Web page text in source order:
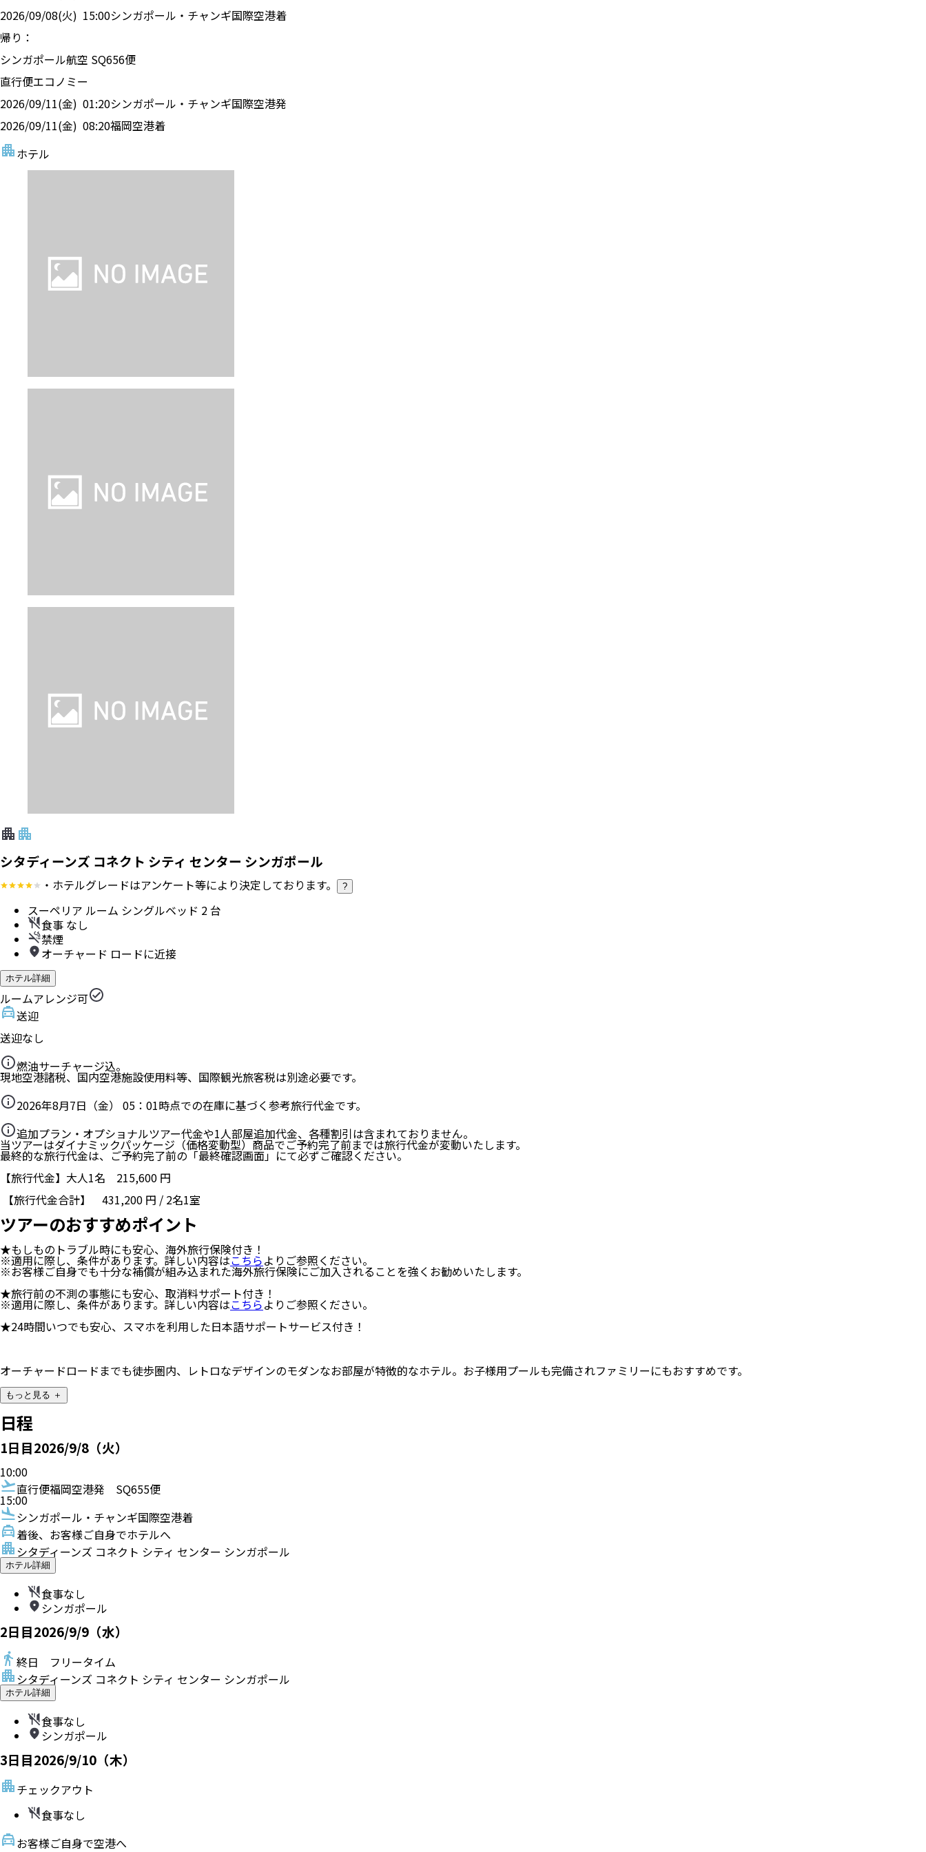
2026/09/08(火) 15:00シンガポール・チャンギ国際空港着
帰り：
シンガポール航空 SQ656便
直行便エコノミー
2026/09/11(金) 01:20シンガポール・チャンギ国際空港発
2026/09/11(金) 08:20福岡空港着
ホテル
シタディーンズ コネクト シティ センター シンガポール
・ホテルグレードはアンケート等により決定しております。 ?
スーペリア ルーム シングルベッド 2 台
食事 なし
禁煙
オーチャード ロードに近接
ホテル詳細
ルームアレンジ可
送迎
送迎なし
燃油サーチャージ込。
現地空港諸税、国内空港施設使用料等、国際観光旅客税は別途必要です。
2026年8月7日（金） 05：01時点での在庫に基づく参考旅行代金です。
追加プラン・オプショナルツアー代金や1人部屋追加代金、各種割引は含まれておりません。
当ツアーはダイナミックパッケージ（価格変動型）商品でご予約完了前までは旅行代金が変動いたします。
最終的な旅行代金は、ご予約完了前の「最終確認画面」にて必ずご確認ください。
【旅行代金】大人1名 215,600 円
【旅行代金合計】 431,200 円 / 2名1室
ツアーのおすすめポイント
★もしものトラブル時にも安心、海外旅行保険付き！
※適用に際し、条件があります。詳しい内容はこちらよりご参照ください。
※お客様ご自身でも十分な補償が組み込まれた海外旅行保険にご加入されることを強くお勧めいたします。
★旅行前の不測の事態にも安心、取消料サポート付き！
※適用に際し、条件があります。詳しい内容はこちらよりご参照ください。
★24時間いつでも安心、スマホを利用した日本語サポートサービス付き！
オーチャードロードまでも徒歩圏内、レトロなデザインのモダンなお部屋が特徴的なホテル。お子様用プールも完備されファミリーにもおすすめです。
もっと見る ＋
日程
1日目2026/9/8（火）
10:00
直行便福岡空港発 SQ655便
15:00
シンガポール・チャンギ国際空港着
着後、お客様ご自身でホテルへ
シタディーンズ コネクト シティ センター シンガポール
ホテル詳細
食事なし
シンガポール
2日目2026/9/9（水）
終日 フリータイム
シタディーンズ コネクト シティ センター シンガポール
ホテル詳細
食事なし
シンガポール
3日目2026/9/10（木）
チェックアウト
食事なし
お客様ご自身で空港へ